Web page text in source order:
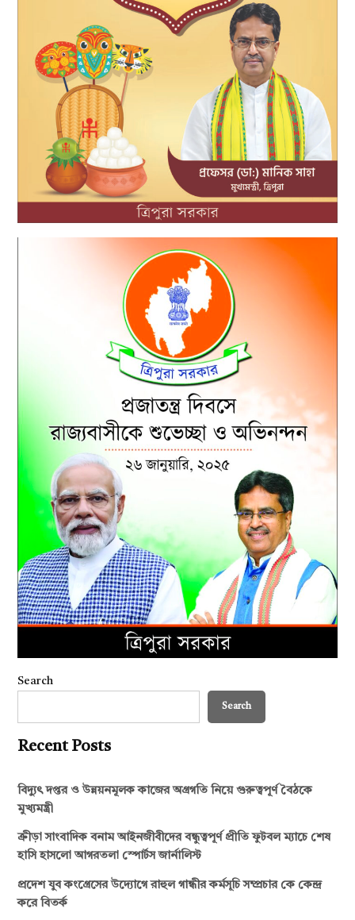
Search
Search
Recent Posts
বিদ্যুৎ দপ্তর ও উন্নয়নমূলক কাজের অগ্রগতি নিয়ে গুরুত্বপূর্ণ বৈঠকে
মুখ্যমন্ত্রী
ক্রীড়া সাংবাদিক বনাম আইনজীবীদের বন্ধুত্বপূর্ণ প্রীতি ফুটবল ম্যাচে শেষ
হাসি হাসলো আগরতলা স্পোর্টস জার্নালিস্ট
প্রদেশ যুব কংগ্রেসের উদ্যোগে রাহুল গান্ধীর কর্মসূচি সম্প্রচার কে কেন্দ্র
করে বিতর্ক